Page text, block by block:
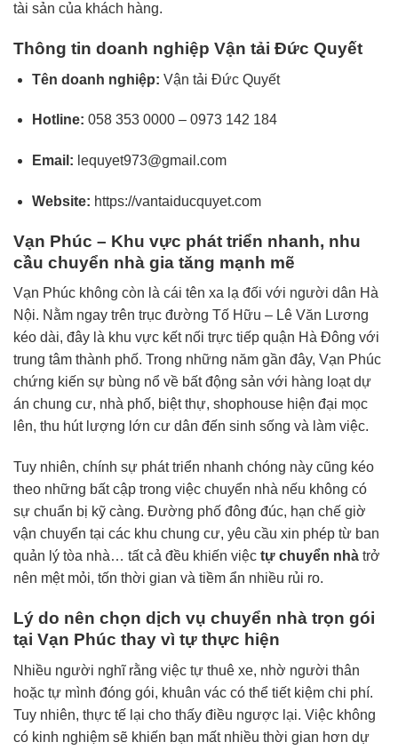
tài sản của khách hàng.
Thông tin doanh nghiệp Vận tải Đức Quyết
Tên doanh nghiệp: Vận tải Đức Quyết
Hotline: 058 353 0000 – 0973 142 184
Email: lequyet973@gmail.com
Website: https://vantaiducquyet.com
Vạn Phúc – Khu vực phát triển nhanh, nhu
cầu chuyển nhà gia tăng mạnh mẽ
Vạn Phúc không còn là cái tên xa lạ đối với người dân Hà
Nội. Nằm ngay trên trục đường Tố Hữu – Lê Văn Lương
kéo dài, đây là khu vực kết nối trực tiếp quận Hà Đông với
trung tâm thành phố. Trong những năm gần đây, Vạn Phúc
chứng kiến sự bùng nổ về bất động sản với hàng loạt dự
án chung cư, nhà phố, biệt thự, shophouse hiện đại mọc
lên, thu hút lượng lớn cư dân đến sinh sống và làm việc.
Tuy nhiên, chính sự phát triển nhanh chóng này cũng kéo
theo những bất cập trong việc chuyển nhà nếu không có
sự chuẩn bị kỹ càng. Đường phố đông đúc, hạn chế giờ
vận chuyển tại các khu chung cư, yêu cầu xin phép từ ban
quản lý tòa nhà… tất cả đều khiến việc tự chuyển nhà trở
nên mệt mỏi, tốn thời gian và tiềm ẩn nhiều rủi ro.
Lý do nên chọn dịch vụ chuyển nhà trọn gói
tại Vạn Phúc thay vì tự thực hiện
Nhiều người nghĩ rằng việc tự thuê xe, nhờ người thân
hoặc tự mình đóng gói, khuân vác có thể tiết kiệm chi phí.
Tuy nhiên, thực tế lại cho thấy điều ngược lại. Việc không
có kinh nghiệm sẽ khiến bạn mất nhiều thời gian hơn dự